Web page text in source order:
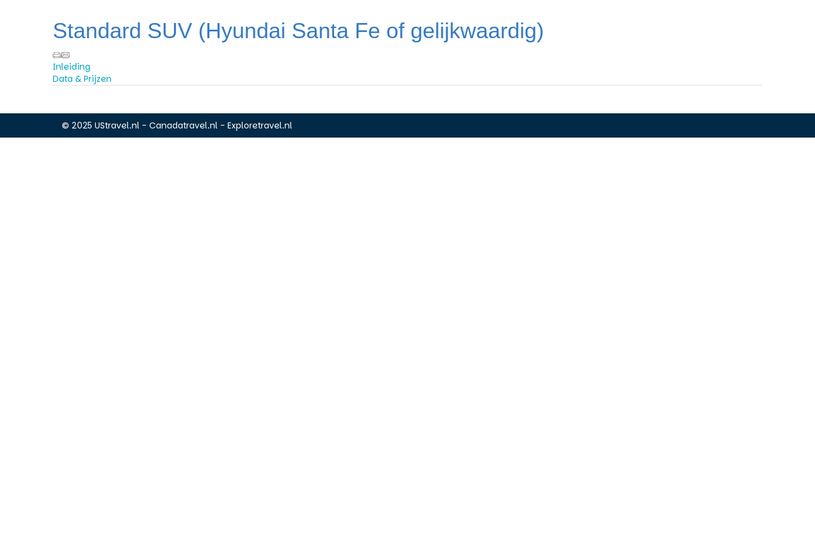
Standard SUV (Hyundai Santa Fe of gelijkwaardig)
Inleiding
Data & Prijzen
© 2025 UStravel.nl - Canadatravel.nl - Exploretravel.nl